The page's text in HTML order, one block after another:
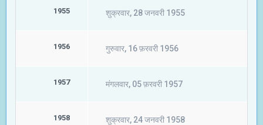
1955 शुक्रवार, 28 जनवरी 1955
1956 गुरुवार, 16 फ़रवरी 1956
1957 मंगलवार, 05 फ़रवरी 1957
1958 शुक्रवार, 24 जनवरी 1958